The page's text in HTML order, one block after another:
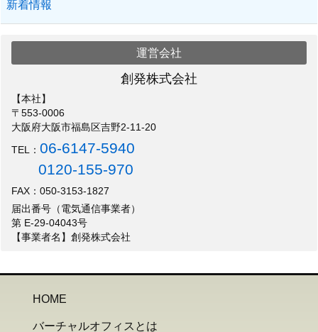
新着情報
運営会社
創発株式会社
【本社】
〒553-0006
大阪府大阪市福島区吉野2-11-20
TEL：06-6147-5940
0120-155-970
FAX：050-3153-1827
届出番号（電気通信事業者）
第 E-29-04043号
【事業者名】創発株式会社
HOME
バーチャルオフィスとは